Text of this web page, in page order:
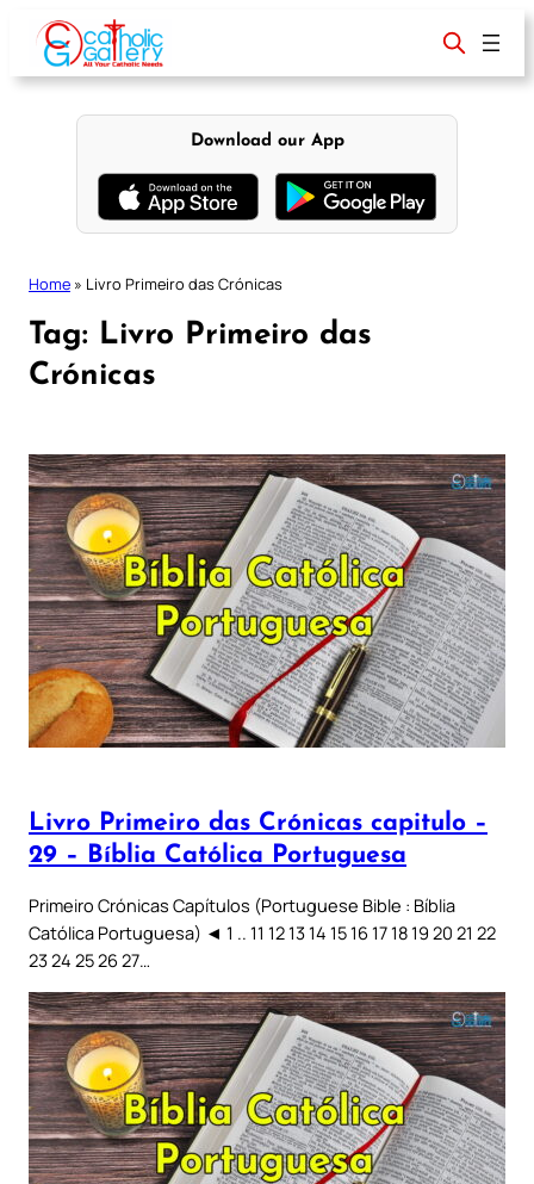
content
Download our App
Home » Livro Primeiro das Crónicas
Tag: Livro Primeiro das
Crónicas
Livro Primeiro das Crónicas capitulo –
29 – Bíblia Católica Portuguesa
Primeiro Crónicas Capítulos (Portuguese Bible : Bíblia
Católica Portuguesa) ◄ 1 .. 11 12 13 14 15 16 17 18 19 20 21 22
23 24 25 26 27…